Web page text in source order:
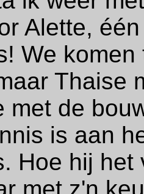
Alette,
We
Thaise
met de
is aan
Hoe hij